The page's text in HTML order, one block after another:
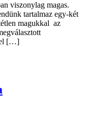
viszonylag magas.
tartalmaz egy-két
magukkal az
[…]